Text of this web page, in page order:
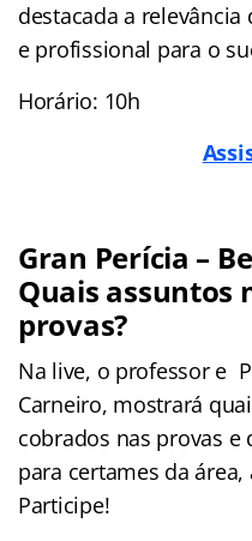
destacada a
e profissional para o
Horário: 10h
Gran Perícia –
Quais assuntos
provas?
Na live, o professor e
Carneiro, mostrará
cobrados nas provas e
para certames da
Participe!